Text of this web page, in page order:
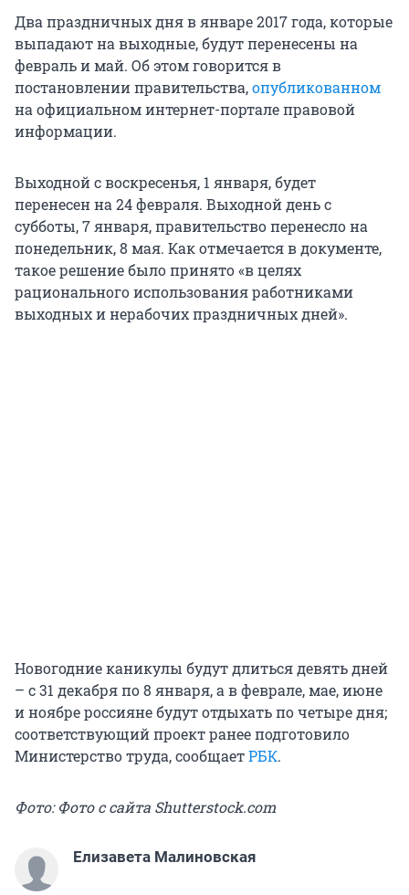
Два праздничных дня в январе 2017 года, которые
выпадают на выходные, будут перенесены на
февраль и май. Об этом говорится в
постановлении правительства,опубликованном
на официальном интернет-портале правовой
информации.
Выходной с воскресенья, 1 января, будет
перенесен на 24 февраля. Выходной день с
субботы, 7 января, правительство перенесло на
понедельник, 8 мая. Как отмечается в документе,
такое решение было принято «в целях
рационального использования работниками
выходных и нерабочих праздничных дней».
Новогодние каникулы будут длиться девять дней
– с 31 декабря по 8 января, а в феврале, мае, июне
и ноябре россияне будут отдыхать по четыре дня;
соответствующий проект ранее подготовило
Министерство труда, сообщаетРБК.
Фото: Фото с сайта Shutterstock.com
Елизавета Малиновская